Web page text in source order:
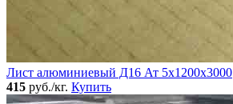
Лист алюминиевый Д16 Ат 5х1200х3000
415 руб./кг. Купить